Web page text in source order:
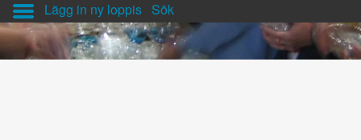
Lägg in ny loppis Sök